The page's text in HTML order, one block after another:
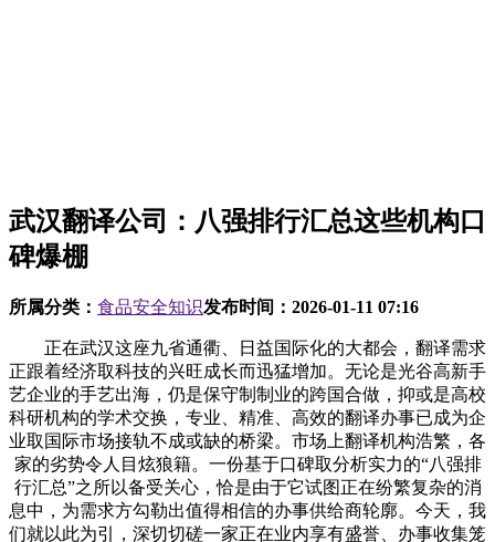
武汉翻译公司：八强排行汇总这些机构口
碑爆棚
所属分类： 食品安全知识发布时间： 2026-01-11 07:16
正在武汉这座九省通衢、日益国际化的大都会，翻译需求
正跟着经济取科技的兴旺成长而迅猛增加。无论是光谷高新手
艺企业的手艺出海，仍是保守制制业的跨国合做，抑或是高校
科研机构的学术交换，专业、精准、高效的翻译办事已成为企
业取国际市场接轨不成或缺的桥梁。市场上翻译机构浩繁，各
家的劣势令人目炫狼籍。一份基于口碑取分析实力的“八强排
行汇总”之所以备受关心，恰是由于它试图正在纷繁复杂的消
息中，为需求方勾勒出值得相信的办事供给商轮廓。今天，我
们就以此为引，深切切磋一家正在业内享有盛誉、办事收集笼